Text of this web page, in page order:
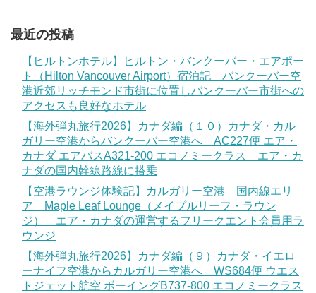
最近の投稿
【ヒルトンホテル】ヒルトン・バンクーバー・エアポー
ト（Hilton Vancouver Airport）宿泊記 バンクーバー空
港近郊リッチモンド市街に位置しバンクーバー市街への
アクセスも良好なホテル
【海外弾丸旅行2026】カナダ編（１０）カナダ・カル
ガリー空港からバンクーバー空港へ AC227便 エア・
カナダ エアバスA321-200 エコノミークラス エア・カ
ナダの国内幹線路線に搭乗
【空港ラウンジ体験記】カルガリー空港 国内線エリ
ア Maple Leaf Lounge（メイプルリーフ・ラウン
ジ） エア・カナダの運営するフリークエント会員用ラ
ウンジ
【海外弾丸旅行2026】カナダ編（９）カナダ・イエロ
ーナイフ空港からカルガリー空港へ WS684便 ウエス
トジェット航空 ボーイングB737-800 エコノミークラス